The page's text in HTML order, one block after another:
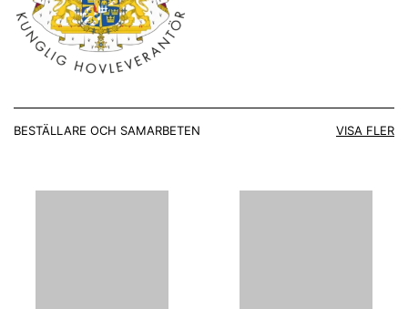
BESTÄLLARE OCH SAMARBETEN VISA FLER